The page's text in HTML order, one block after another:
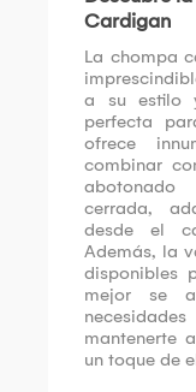
Cardigan
La chompa
a su estilo
perfecta
ofrece
combinar
cerrada,
desde el
Además, la
disponibles
mejor se
mantenerte
un toque de